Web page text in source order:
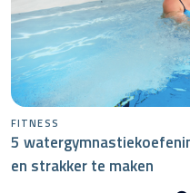
FITNESS
5
en strakker te maken